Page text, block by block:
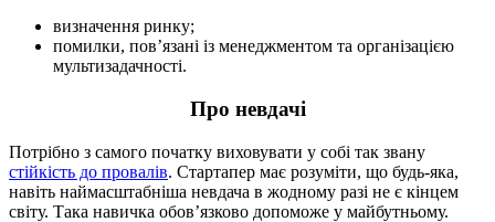
визначення ринку;
помилки, пов’язані із менеджментом та організацією
мультизадачності.
Про невдачі
Потрібно з самого початку виховувати у собі так звану
стійкість до провалів. Стартапер має розуміти, що будь-яка,
навіть наймасштабніша невдача в жодному разі не є кінцем
світу. Така навичка обов’язково допоможе у майбутньому.